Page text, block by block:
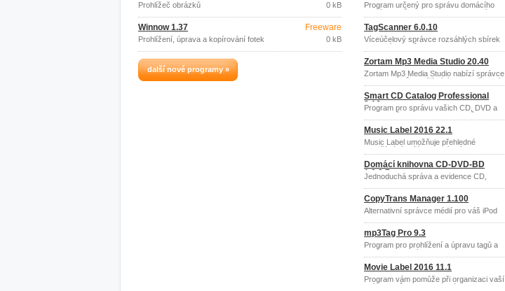
Prohlížeč obrázků 0 kB
Winnow 1.37
Prohlížení, úprava a kopírování fotek
Freeware
0 kB
další nové programy »
Program určený pro správu domácího
archívu filmů na DVD nebo CD discích,
VHS páskách apod.
TagScanner 6.0.10
Víceúčelový správce rozsáhlých sbírek
hudebních titulů.
Zortam Mp3 Media Studio 20.40
Zortam Mp3 Media Studio nabízí správce
MP3 souborů umožňující jejich zařazení
do knihovny a vyhledávání, nástroj pro
úpravu ID3v1 a ID3v2.
Smart CD Catalog Professional
3.16
Program pro správu vašich CD, DVD a
USB disků, knihoven dokumentů, MP3
hudebních souborů, sbírek fotografií a
videa, balíčků s distribucemi software,
záloh dat, apod.
Music Label 2016 22.1
Music Label umožňuje přehledné
uspořádání vaší hudební sbírky (CD
disků, klasických vinylových desek,
MP3, WMA, APE, MPC, OGG Vorbis
souborů apod.
Domácí knihovna CD-DVD-BD
1.0.0.7
Jednoduchá správa a evidence CD,
CopyTrans Manager 1.100
Alternativní správce médií pro váš iPod
mp3Tag Pro 9.3
Program pro prohlížení a úpravu tagů a
správu zvukových souborů (MP3, OGG,
WMA, APE, FLAC, MPC, AAC, M4a,
WavPack, WAV).
Movie Label 2016 11.1
Program vám pomůže při organizaci vaší
sbírky filmů na VHS kazetách, DVD nebo